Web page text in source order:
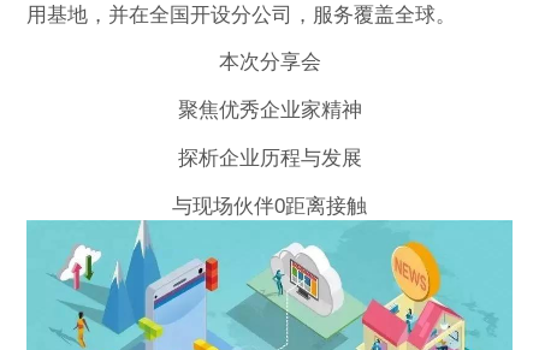
用基地，并在全国开设分公司，服务覆盖全球。
本次分享会
聚焦优秀企业家精神
探析企业历程与发展
与现场伙伴0距离接触